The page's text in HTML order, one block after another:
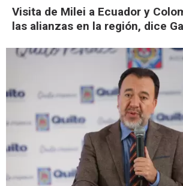
Visita de Milei a Ecuador y
las alianzas en la región, dice